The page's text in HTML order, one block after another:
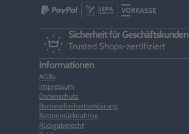
Sicherheit für Geschäftskunden
Trusted Shops-zertifiziert
Informationen
AGBs
Impressum
Datenschutz
Barrierefreiheitserklärung
Batterierücknahme
Rückgaberecht